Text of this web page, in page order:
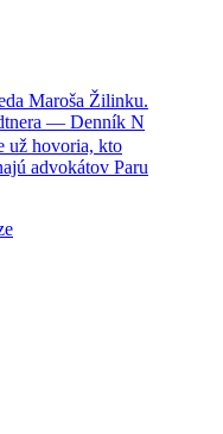
už hovoria, kto
advokátov Paru